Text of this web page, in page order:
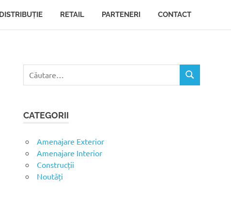
DISTRIBUȚIE RETAIL PARTENERI CONTACT
ă
u
p
ă
:
C
CATEGORII
Amenajare Exterior
Amenajare Interior
Construcții
Noutăți